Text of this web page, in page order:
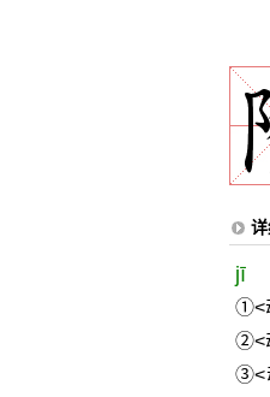
jī
①<
②<
③<